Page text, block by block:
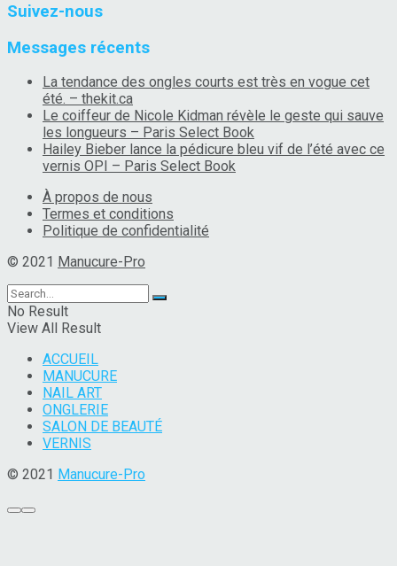
Suivez-nous
Messages récents
La tendance des ongles courts est très en vogue cet
été. – thekit.ca
Le coiffeur de Nicole Kidman révèle le geste qui sauve
les longueurs – Paris Select Book
Hailey Bieber lance la pédicure bleu vif de l’été avec ce
vernis OPI – Paris Select Book
À propos de nous
Termes et conditions
Politique de confidentialité
© 2021 Manucure-Pro
No Result
View All Result
ACCUEIL
MANUCURE
NAIL ART
ONGLERIE
SALON DE BEAUTÉ
VERNIS
© 2021 Manucure-Pro